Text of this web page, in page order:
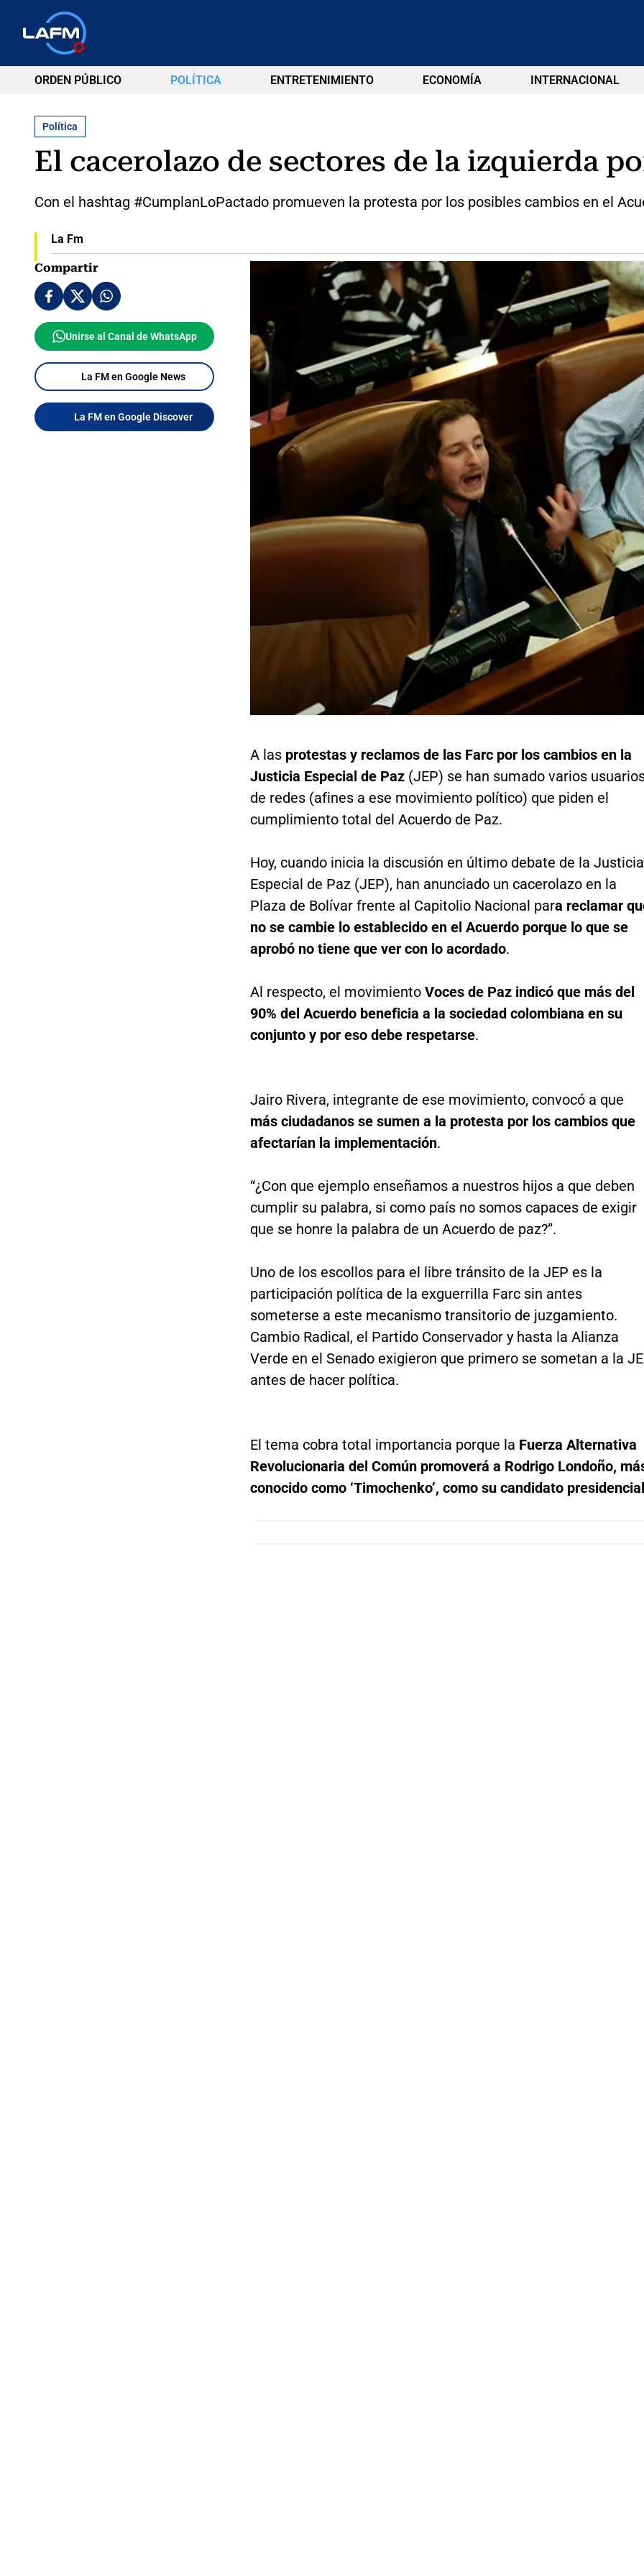
ORDEN PÚBLICO POLÍTICA ENTRETENIMIENTO ECONOMÍA INTERNACIONAL
Política
El cacerolazo de sectores de la izquierda
Con el hashtag #CumplanLoPactado promueven la protesta por los posibles cambios en el
La Fm
Compartir
Unirse al Canal de WhatsApp
La FM en Google News
La FM en Google Discover
A las protestas y reclamos de las Farc por los cambios en la
Justicia Especial de Paz(JEP) se han sumado varios
de redes (afines a ese movimiento político) que piden el
cumplimiento total del Acuerdo de Paz.
Hoy, cuando inicia la discusión en último debate de la Justicia
Especial de Paz (JEP), han anunciado un cacerolazo en la
Plaza de Bolívar frente al Capitolio Nacional para reclamar
no se cambie lo establecido en el Acuerdo porque lo que se
aprobó no tiene que ver con lo acordado.
Al respecto, el movimiento Voces de Paz indicó que más del
90% del Acuerdo beneficia a la sociedad colombiana en su
conjunto y por eso debe respetarse.
Jairo Rivera, integrante de ese movimiento, convocó a que
más ciudadanos se sumen a la protesta por los cambios que
afectarían la implementación.
“¿Con que ejemplo enseñamos a nuestros hijos a que deben
cumplir su palabra, si como país no somos capaces de exigir
que se honre la palabra de un Acuerdo de paz?”.
Uno de los escollos para el libre tránsito de la JEP es la
participación política de la exguerrilla Farc sin antes
someterse a este mecanismo transitorio de juzgamiento.
Cambio Radical, el Partido Conservador y hasta la Alianza
Verde en el Senado exigieron que primero se sometan a la
antes de hacer política.
El tema cobra total importancia porque la Fuerza Alternativa
Revolucionaria del Común promoverá a Rodrigo Londoño,
conocido como ‘Timochenko’, como su candidato